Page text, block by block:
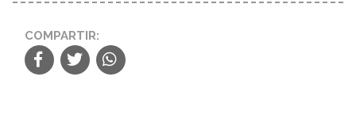
COMPARTIR: